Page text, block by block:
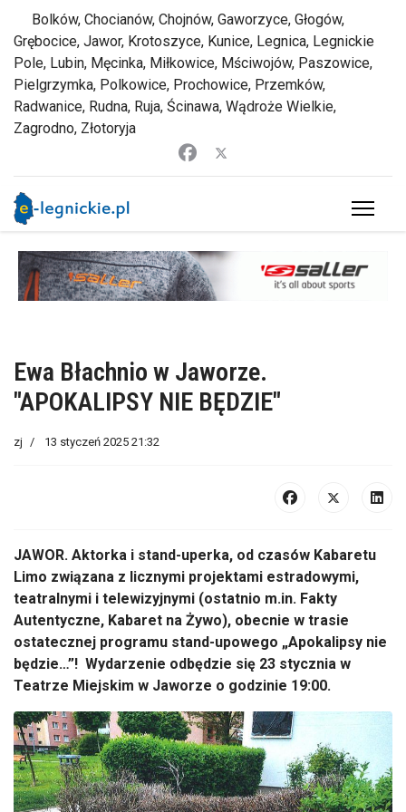
Bolków, Chocianów, Chojnów, Gaworzyce, Głogów,
Grębocice, Jawor, Krotoszyce, Kunice, Legnica, Legnickie
Pole, Lubin, Męcinka, Miłkowice, Mściwojów, Paszowice,
Pielgrzymka, Polkowice, Prochowice, Przemków,
Radwanice, Rudna, Ruja, Ścinawa, Wądroże Wielkie,
Zagrodno, Złotoryja
Ewa Błachnio w Jaworze.
"APOKALIPSY NIE BĘDZIE"
zj 13 styczeń 2025 21:32
JAWOR. Aktorka i stand-uperka, od czasów Kabaretu
Limo związana z licznymi projektami estradowymi,
teatralnymi i telewizyjnymi (ostatnio m.in. Fakty
Autentyczne, Kabaret na Żywo), obecnie w trasie
ostatecznej programu stand-upowego „Apokalipsy nie
będzie…”! Wydarzenie odbędzie się 23 stycznia w
Teatrze Miejskim w Jaworze o godzinie 19:00.